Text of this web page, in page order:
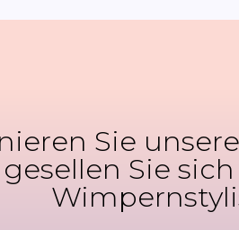
Sie
gesellen Sie